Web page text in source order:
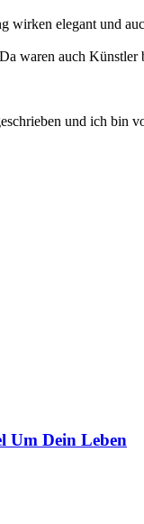
elegant und
waren auch
und ich
Um Dein Leben